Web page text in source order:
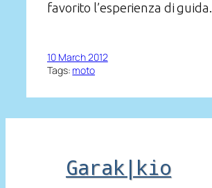
favorito l’esperienza di guida.
10 March 2012
Tags: moto
Garak|kio